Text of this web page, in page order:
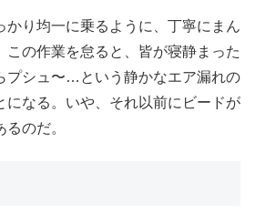
かり均一に乗るように、丁寧にまん
この作業を怠ると、皆が寝静まった
プシュ〜…という静かなエア漏れの
になる。いや、それ以前にビードが
るのだ。